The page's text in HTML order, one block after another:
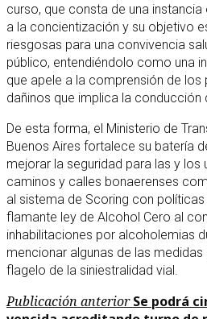
curso, que consta de una
a la concientización y su objetivo
riesgosas para una convivencia
público, entendiéndolo como una
que apele a la comprensión de los
dañinos que implica la conducción
De esta forma, el Ministerio de
Buenos Aires fortalece su batería
mejorar la seguridad para las y los
caminos y calles bonaerenses
al sistema de Scoring con
flamante ley de Alcohol Cero al
inhabilitaciones por alcoholemias
mencionar algunas de las
flagelo de la siniestralidad vial.
Navegación
Publicación anterior Publicación
Se podrá